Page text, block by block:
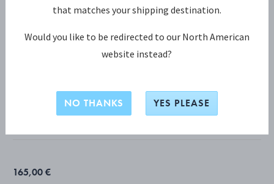
KOPPEL Kanne 1,5 L
165,00 €
that matches your shipping destination.
Would you like to be redirected to our North American
website instead?
NO THANKS YES PLEASE